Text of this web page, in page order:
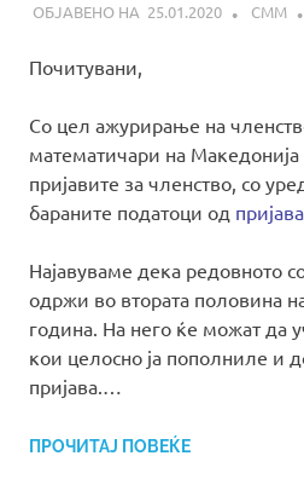
25.01.2020 СММ
Почитувани,
Со цел ажурирање на
математичари на
пријавите за членство, со
бараните податоци од
Најавуваме дека редовното
одржи во втората половина
година. На него ќе можат да
кои целосно ја пополниле и
пријава.…
ПРОЧИТАЈ ПОВЕЌЕ